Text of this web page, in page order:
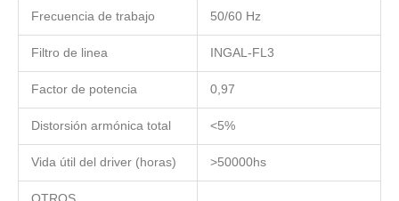
Frecuencia de trabajo 50/60 Hz
Filtro de linea INGAL-FL3
Factor de potencia 0,97
Distorsión armónica total <5%
Vida útil del driver (horas) >50000hs